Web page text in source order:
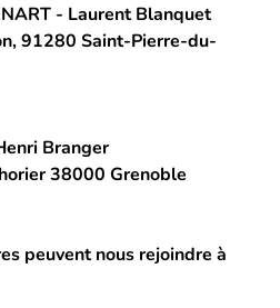
- Laurent Blanquet
91280 Saint-Pierre-du-
Branger
38000 Grenoble
peuvent nous rejoindre à